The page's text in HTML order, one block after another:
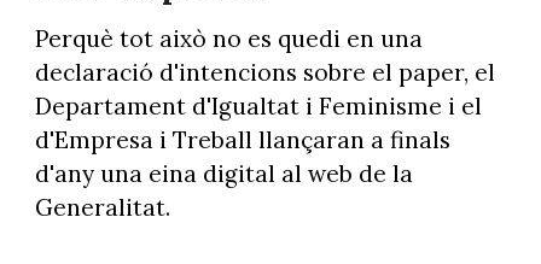
Perquè tot això no es quedi en una
declaració d'intencions sobre el paper, el
Departament d'Igualtat i Feminisme i el
d'Empresa i Treball llançaran a finals
d'any una eina digital al web de la
Generalitat.